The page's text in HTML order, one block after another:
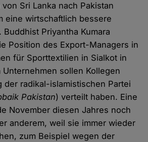
Sri Lanka nach Pakistan
eine wirtschaftlich bessere
Priyantha Kumara
Position des Export-Managers in
für Sporttextilien in Sialkot in
Unternehmen sollen Kollegen
der radikal-islamistischen Partei
Pakistan) verteilt haben. Eine
November diesen Jahres noch
anderem, weil sie immer wieder
zum Beispiel wegen der